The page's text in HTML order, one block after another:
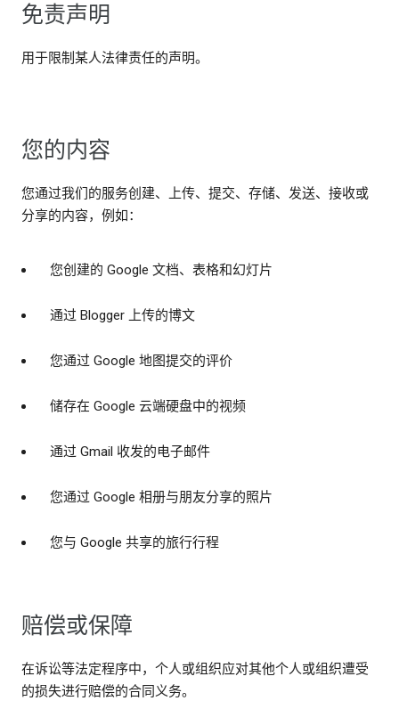
免责声明
用于限制某人法律责任的声明。
您的内容
您通过我们的服务创建、上传、提交、存储、发送、接收或
分享的内容，例如：
您创建的 Google 文档、表格和幻灯片
通过 Blogger 上传的博文
您通过 Google 地图提交的评价
储存在 Google 云端硬盘中的视频
通过 Gmail 收发的电子邮件
您通过 Google 相册与朋友分享的照片
您与 Google 共享的旅行行程
赔偿或保障
在诉讼等法定程序中，个人或组织应对其他个人或组织遭受
的损失进行赔偿的合同义务。